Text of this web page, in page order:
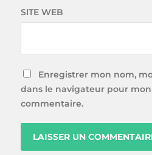
SITE WEB
Enregistrer mon nom,
dans le navigateur pour
commentaire.